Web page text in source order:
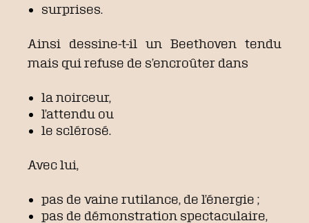
surprises.
Ainsi dessine-t-il un Beethoven tendu
mais qui refuse de s’encroûter dans
la noirceur,
l’attendu ou
le sclérosé.
Avec lui,
pas de vaine rutilance, de l’énergie ;
pas de démonstration spectaculaire,